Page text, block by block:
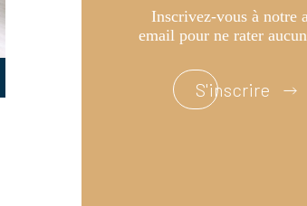
Inscrivez-vous à notre
email pour ne rater
S'inscrire